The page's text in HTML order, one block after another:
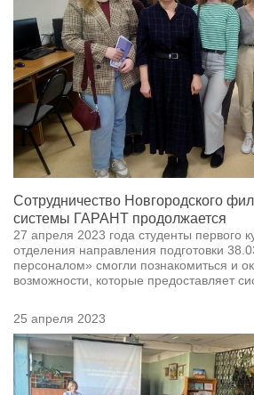
Сотрудничество Новгородского
системы ГАРАНТ продолжается
27 апреля 2023 года студенты первого
отделения направления подготовки
персоналом» смогли познакомиться и
возможности, которые предоставляет
25 апреля 2023